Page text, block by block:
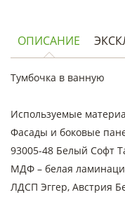
ОПИСАНИЕ
Тумбочка в ванную
Используемые
Фасады и боковые
93005-48 Белый Софт
МДФ – белая
ЛДСП Эггер, Австрия